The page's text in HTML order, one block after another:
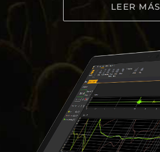
LEER MÁS